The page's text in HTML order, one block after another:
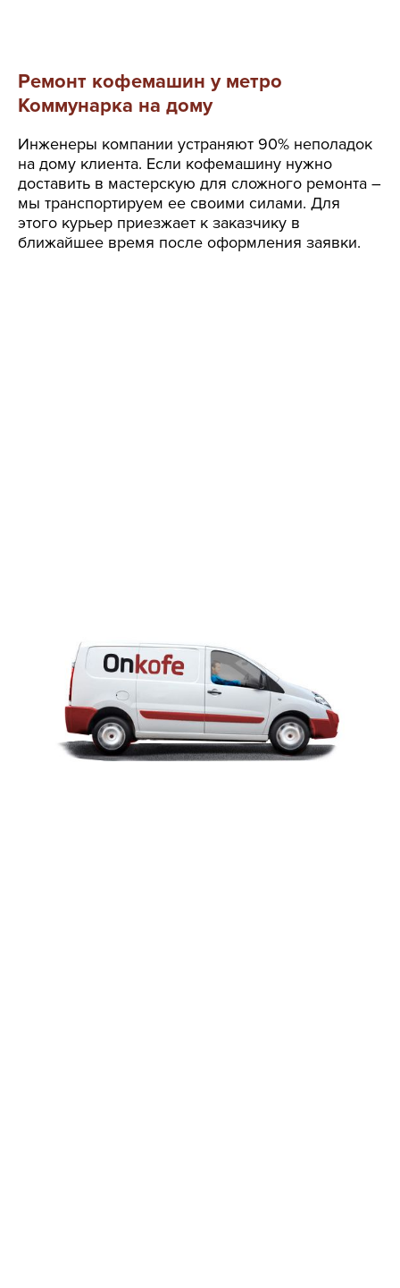
Ремонт кофемашин у метро
Коммунарка на дому
Инженеры компании устраняют 90% неполадок
на дому клиента. Если кофемашину нужно
доставить в мастерскую для сложного ремонта –
мы транспортируем ее своими силами. Для
этого курьер приезжает к заказчику в
ближайшее время после оформления заявки.